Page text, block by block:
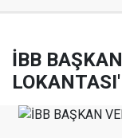
İBB